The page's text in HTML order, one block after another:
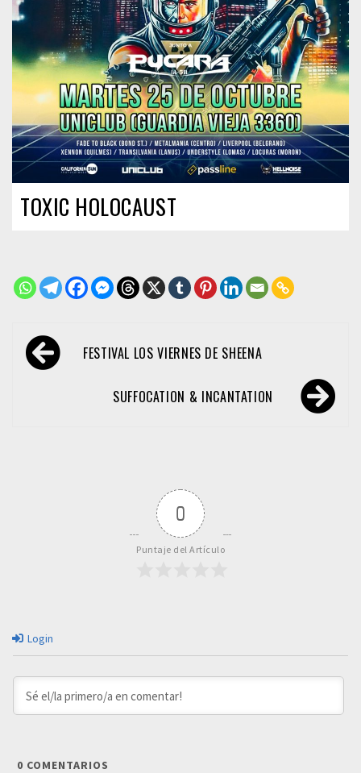
TOXIC HOLOCAUST
Navegación
de FESTIVAL LOS VIERNES DE SHEENA
SUFFOCATION & INCANTATION
0
Puntaje del Artículo
Login
0 COMENTARIOS